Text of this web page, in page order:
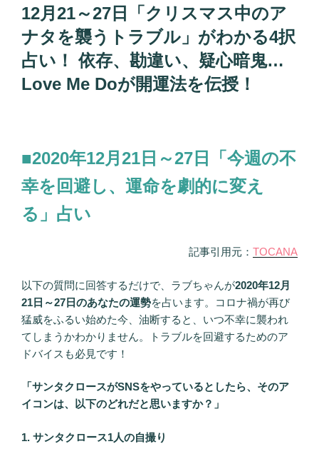
稿
日:
12月21～27日「クリスマス中のア
ナタを襲うトラブル」がわかる4択
占い！ 依存、勘違い、疑心暗鬼…
Love Me Doが開運法を伝授！
■2020年12月21日～27日「今週の不
幸を回避し、運命を劇的に変え
る」占い
記事引用元： TOCANA
以下の質問に回答するだけで、ラブちゃんが2020年12月
21日～27日のあなたの運勢を占います。コロナ禍が再び
猛威をふるい始めた今、油断すると、いつ不幸に襲われ
てしまうかわかりません。トラブルを回避するためのア
ドバイスも必見です！
「サンタクロースがSNSをやっているとしたら、そのア
イコンは、以下のどれだと思いますか？」
1. サンタクロース1人の自撮り